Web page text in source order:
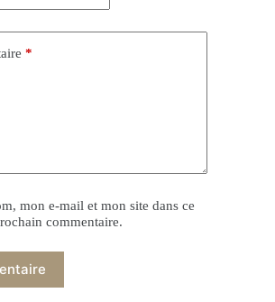
*
mon e-mail et mon site dans ce
commentaire.